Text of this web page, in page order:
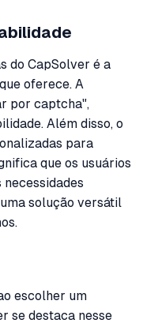
do CapSolver é a
oferece. A
por captcha",
Além disso, o
para
que os usuários
solução versátil
escolher um
se destaca nesse